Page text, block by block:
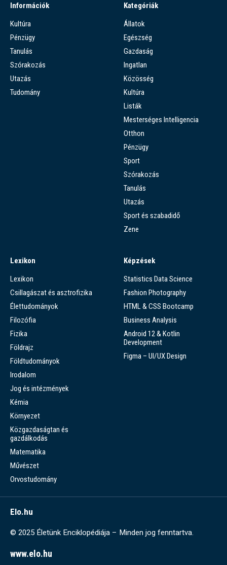
Információk
Kultúra
Pénzügy
Tanulás
Szórakozás
Utazás
Tudomány
Kategóriák
Állatok
Egészség
Gazdaság
Ingatlan
Közösség
Kultúra
Listák
Mesterséges Intelligencia
Otthon
Pénzügy
Sport
Szórakozás
Tanulás
Utazás
Sport és szabadidő
Zene
Lexikon
Lexikon
Csillagászat és asztrofizika
Élettudományok
Filozófia
Fizika
Földrajz
Földtudományok
Irodalom
Jog és intézmények
Kémia
Környezet
Közgazdaságtan és
gazdálkodás
Matematika
Művészet
Orvostudomány
Képzések
Statistics Data Science
Fashion Photography
HTML & CSS Bootcamp
Business Analysis
Android 12 & Kotlin
Development
Figma – UI/UX Design
Elo.hu
© 2025 Életünk Enciklopédiája – Minden jog fenntartva.
www.elo.hu